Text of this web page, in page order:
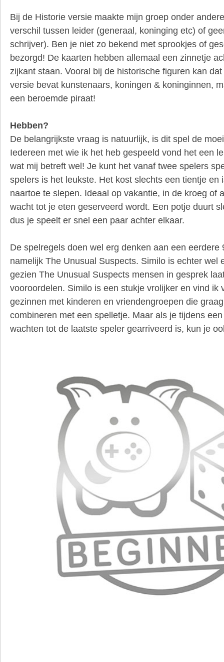
Bij de Historie versie maakte mijn groep onder
verschil tussen leider (generaal, koninging etc) of
schrijver). Ben je niet zo bekend met sprookjes of
bezorgd! De kaarten hebben allemaal een zinnetje
zijkant staan. Vooral bij de historische figuren kan
versie bevat kunstenaars, koningen & koninginnen,
een beroemde piraat!
Hebben?
De belangrijkste vraag is natuurlijk, is dit spel de
Iedereen met wie ik het heb gespeeld vond het een
wat mij betreft wel! Je kunt het vanaf twee spelers
spelers is het leukste. Het kost slechts een tientje en
naartoe te slepen. Ideaal op vakantie, in de kroeg of
wacht tot je eten geserveerd wordt. Een potje duurt
dus je speelt er snel een paar achter elkaar.
De spelregels doen wel erg denken aan een eerdere
namelijk The Unusual Suspects. Similo is echter wel
gezien The Unusual Suspects mensen in gesprek
vooroordelen. Similo is een stukje vrolijker en vind ik
gezinnen met kinderen en vriendengroepen die
combineren met een spelletje. Maar als je tijdens
wachten tot de laatste speler gearriveerd is, kun je